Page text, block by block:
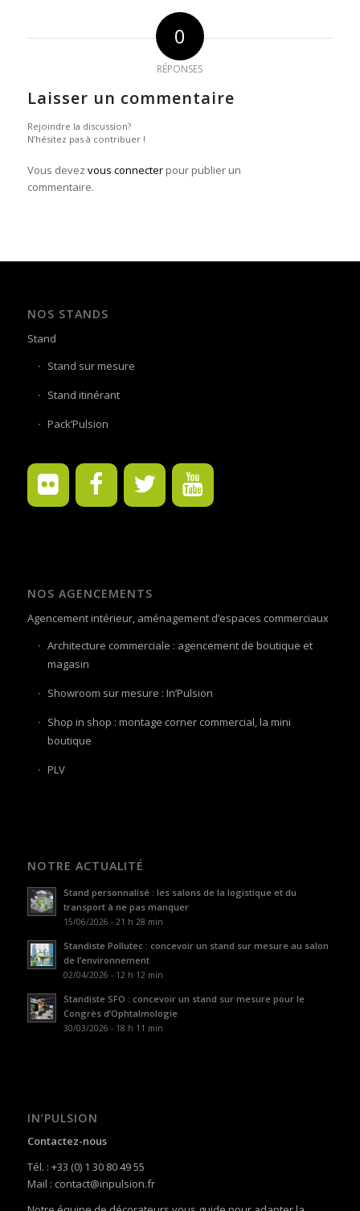
0
RÉPONSES
Laisser un commentaire
Rejoindre la discussion?
N’hésitez pas à contribuer !
Vous devez vous connecterpour publier un
commentaire.
NOS STANDS
Stand
Stand sur mesure
Stand itinérant
Pack’Pulsion
NOS AGENCEMENTS
Agencement intérieur, aménagement d’espaces commerciaux
Architecture commerciale : agencement de boutique et
magasin
Showroom sur mesure : In’Pulsion
Shop in shop : montage corner commercial, la mini
boutique
PLV
NOTRE ACTUALITÉ
Stand personnalisé : les salons de la logistique et du
transport à ne pas manquer
15/06/2026 - 21 h 28 min
Standiste Pollutec : concevoir un stand sur mesure au salon
de l’environnement
02/04/2026 - 12 h 12 min
Standiste SFO : concevoir un stand sur mesure pour le
Congrès d’Ophtalmologie
30/03/2026 - 18 h 11 min
IN’PULSION
Contactez-nous
Tél. : +33 (0) 1 30 80 49 55
Mail : contact@inpulsion.fr